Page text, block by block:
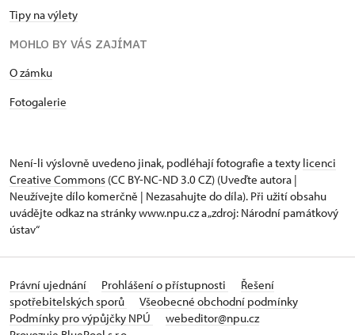
Tipy na výlety
MOHLO BY VÁS ZAJÍMAT
​​​​​​O zámku
Fotogalerie
Není-li výslovně uvedeno jinak, podléhají fotografie a texty licenci
Creative Commons (CC BY-NC-ND 3.0 CZ) (Uveďte autora |
Neužívejte dílo komerčně | Nezasahujte do díla). Při užití obsahu
uvádějte odkaz na stránky www.npu.cz a „zdroj: Národní památkový
ústav“
Právní ujednání Prohlášení o přístupnosti
Řešení
spotřebitelských sporů
Všeobecné obchodní podmínky
Podmínky pro výpůjčky NPÚ
webeditor@npu.cz